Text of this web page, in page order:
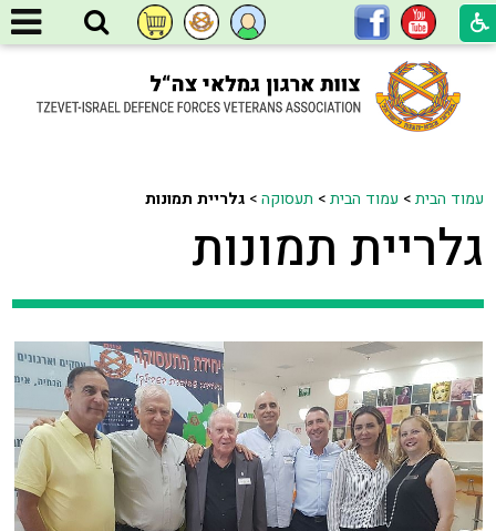
עמוד הבית> עמוד הבית> תעסוקה>גלריית תמונות
גלריית תמונות